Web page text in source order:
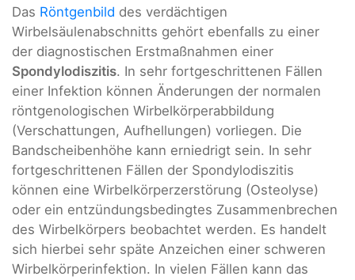
Das Röntgenbild des verdächtigen
Wirbelsäulenabschnitts gehört ebenfalls zu einer
der diagnostischen Erstmaßnahmen einer
Spondylodiszitis. In sehr fortgeschrittenen Fällen
einer Infektion können Änderungen der normalen
röntgenologischen Wirbelkörperabbildung
(Verschattungen, Aufhellungen) vorliegen. Die
Bandscheibenhöhe kann erniedrigt sein. In sehr
fortgeschrittenen Fällen der Spondylodiszitis
können eine Wirbelkörperzerstörung (Osteolyse)
oder ein entzündungsbedingtes Zusammenbrechen
des Wirbelkörpers beobachtet werden. Es handelt
sich hierbei sehr späte Anzeichen einer schweren
Wirbelkörperinfektion. In vielen Fällen kann das